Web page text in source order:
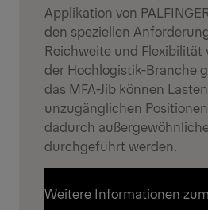
Applikation von
den speziellen
Reichweite und Flexibilität
der Hochlogistik-Branche
das MFA-Jib können
unzugänglichen
dadurch
durchgeführt werden.
Weitere Informationen